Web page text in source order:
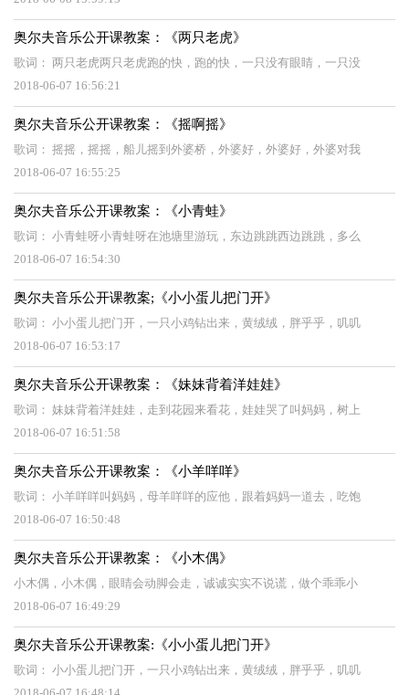
奥尔夫音乐公开课教案：《两只老虎》
歌词： 两只老虎两只老虎跑的快，跑的快，一只没有眼睛，一只没
2018-06-07 16:56:21
奥尔夫音乐公开课教案：《摇啊摇》
歌词： 摇摇，摇摇，船儿摇到外婆桥，外婆好，外婆好，外婆对我
2018-06-07 16:55:25
奥尔夫音乐公开课教案：《小青蛙》
歌词： 小青蛙呀小青蛙呀在池塘里游玩，东边跳跳西边跳跳，多么
2018-06-07 16:54:30
奥尔夫音乐公开课教案;《小小蛋儿把门开》
歌词： 小小蛋儿把门开，一只小鸡钻出来，黄绒绒，胖乎乎，叽叽
2018-06-07 16:53:17
奥尔夫音乐公开课教案：《妹妹背着洋娃娃》
歌词： 妹妹背着洋娃娃，走到花园来看花，娃娃哭了叫妈妈，树上
2018-06-07 16:51:58
奥尔夫音乐公开课教案：《小羊咩咩》
歌词： 小羊咩咩叫妈妈，母羊咩咩的应他，跟着妈妈一道去，吃饱
2018-06-07 16:50:48
奥尔夫音乐公开课教案：《小木偶》
小木偶，小木偶，眼睛会动脚会走，诚诚实实不说谎，做个乖乖小
2018-06-07 16:49:29
奥尔夫音乐公开课教案:《小小蛋儿把门开》
歌词： 小小蛋儿把门开，一只小鸡钻出来，黄绒绒，胖乎乎，叽叽